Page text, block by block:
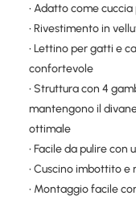
• Adatto come
• Rivestimento in
• Lettino per gatti e
confortevole
• Struttura con 4
mantengono il
ottimale
• Facile da pulire con
• Cuscino imbottito e
• Montaggio facile